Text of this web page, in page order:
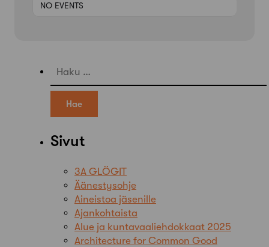
NO EVENTS
Haku:
Sivut
3A GLÖGIT
Äänestysohje
Aineistoa jäsenille
Ajankohtaista
Alue ja kuntavaaliehdokkaat 2025
Architecture for Common Good